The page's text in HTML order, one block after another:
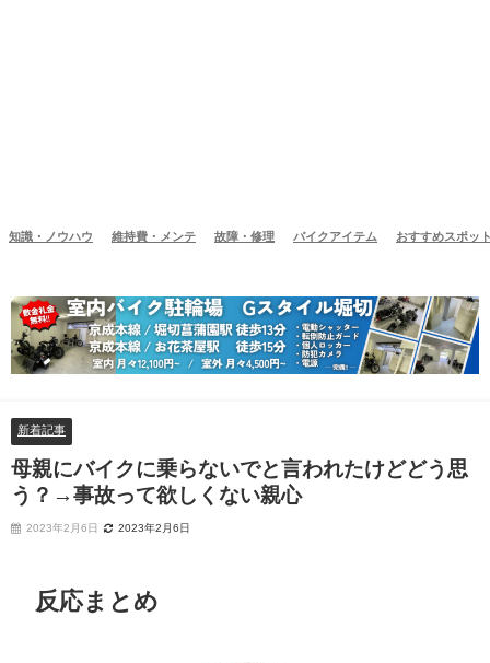
知識・ノウハウ 維持費・メンテ 故障・修理 バイクアイテム おすすめスポッ
新着記事
母親にバイクに乗らないでと言われたけどどう思
う？→事故って欲しくない親心
2023年2月6日 2023年2月6日
反応まとめ